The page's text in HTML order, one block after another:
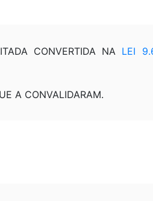
CONVERTIDA NA LEI
A CONVALIDARAM.